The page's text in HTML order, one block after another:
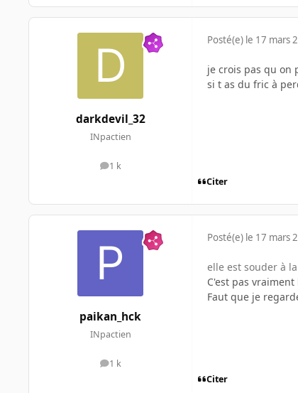
darkdevil_32
INpactien
1 k
messages
Posté(e) le 17 mars
je crois pas qu on
si t as du fric à
Citer
paikan_hck
INpactien
1 k
messages
Posté(e) le 17 mars
elle est souder à
C'est pas
Faut que je
Citer